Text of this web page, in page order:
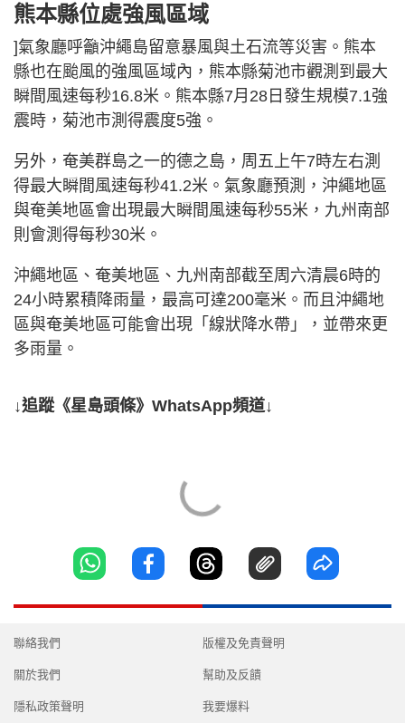
熊本縣位處強風區域
]氣象廳呼籲沖繩島留意暴風與土石流等災害。熊本
縣也在颱風的強風區域內，熊本縣菊池市觀測到最大
瞬間風速每秒16.8米。熊本縣7月28日發生規模7.1強
震時，菊池市測得震度5強。
另外，奄美群島之一的德之島，周五上午7時左右測
得最大瞬間風速每秒41.2米。氣象廳預測，沖繩地區
與奄美地區會出現最大瞬間風速每秒55米，九州南部
則會測得每秒30米。
沖繩地區、奄美地區、九州南部截至周六清晨6時的
24小時累積降雨量，最高可達200毫米。而且沖繩地
區與奄美地區可能會出現「線狀降水帶」，並帶來更
多雨量。
↓追蹤《星島頭條》WhatsApp頻道↓
聯絡我們
關於我們
隱私政策聲明
版權及免責聲明
幫助及反饋
我要爆料